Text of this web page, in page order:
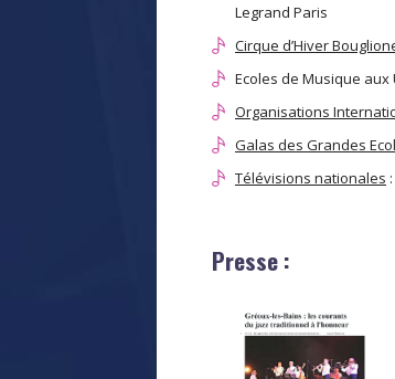
Legrand Paris
Cirque d’Hiver
Ecoles de Musique aux
Organisations
Galas des Grandes
Télévisions nationales
Presse :